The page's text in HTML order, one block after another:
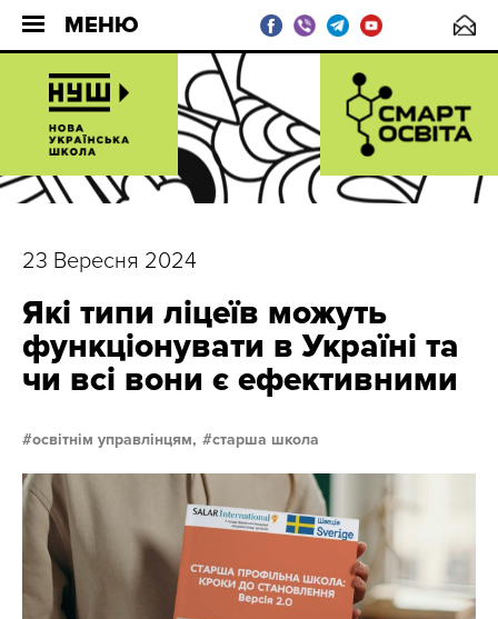
МЕНЮ
23 Вересня 2024
Які типи ліцеїв можуть
функціонувати в Україні та
чи всі вони є ефективними
освітнім управлінцям, старша школа